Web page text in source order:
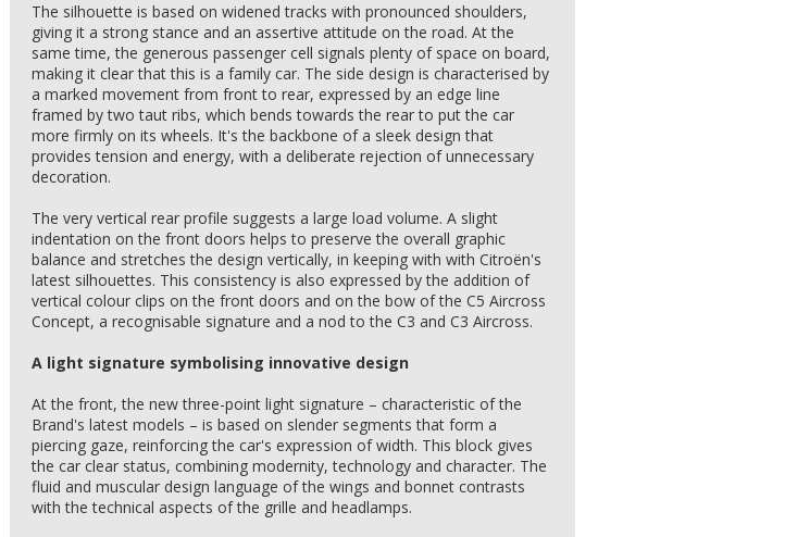
The silhouette is based on widened tracks with pronounced shoulders,
giving it a strong stance and an assertive attitude on the road. At the
same time, the generous passenger cell signals plenty of space on board,
making it clear that this is a family car. The side design is characterised by
a marked movement from front to rear, expressed by an edge line
framed by two taut ribs, which bends towards the rear to put the car
more firmly on its wheels. It's the backbone of a sleek design that
provides tension and energy, with a deliberate rejection of unnecessary
decoration.
The very vertical rear profile suggests a large load volume. A slight
indentation on the front doors helps to preserve the overall graphic
balance and stretches the design vertically, in keeping with with Citroën's
latest silhouettes. This consistency is also expressed by the addition of
vertical colour clips on the front doors and on the bow of the C5 Aircross
Concept, a recognisable signature and a nod to the C3 and C3 Aircross.
A light signature symbolising innovative design
At the front, the new three-point light signature – characteristic of the
Brand's latest models – is based on slender segments that form a
piercing gaze, reinforcing the car's expression of width. This block gives
the car clear status, combining modernity, technology and character. The
fluid and muscular design language of the wings and bonnet contrasts
with the technical aspects of the grille and headlamps.